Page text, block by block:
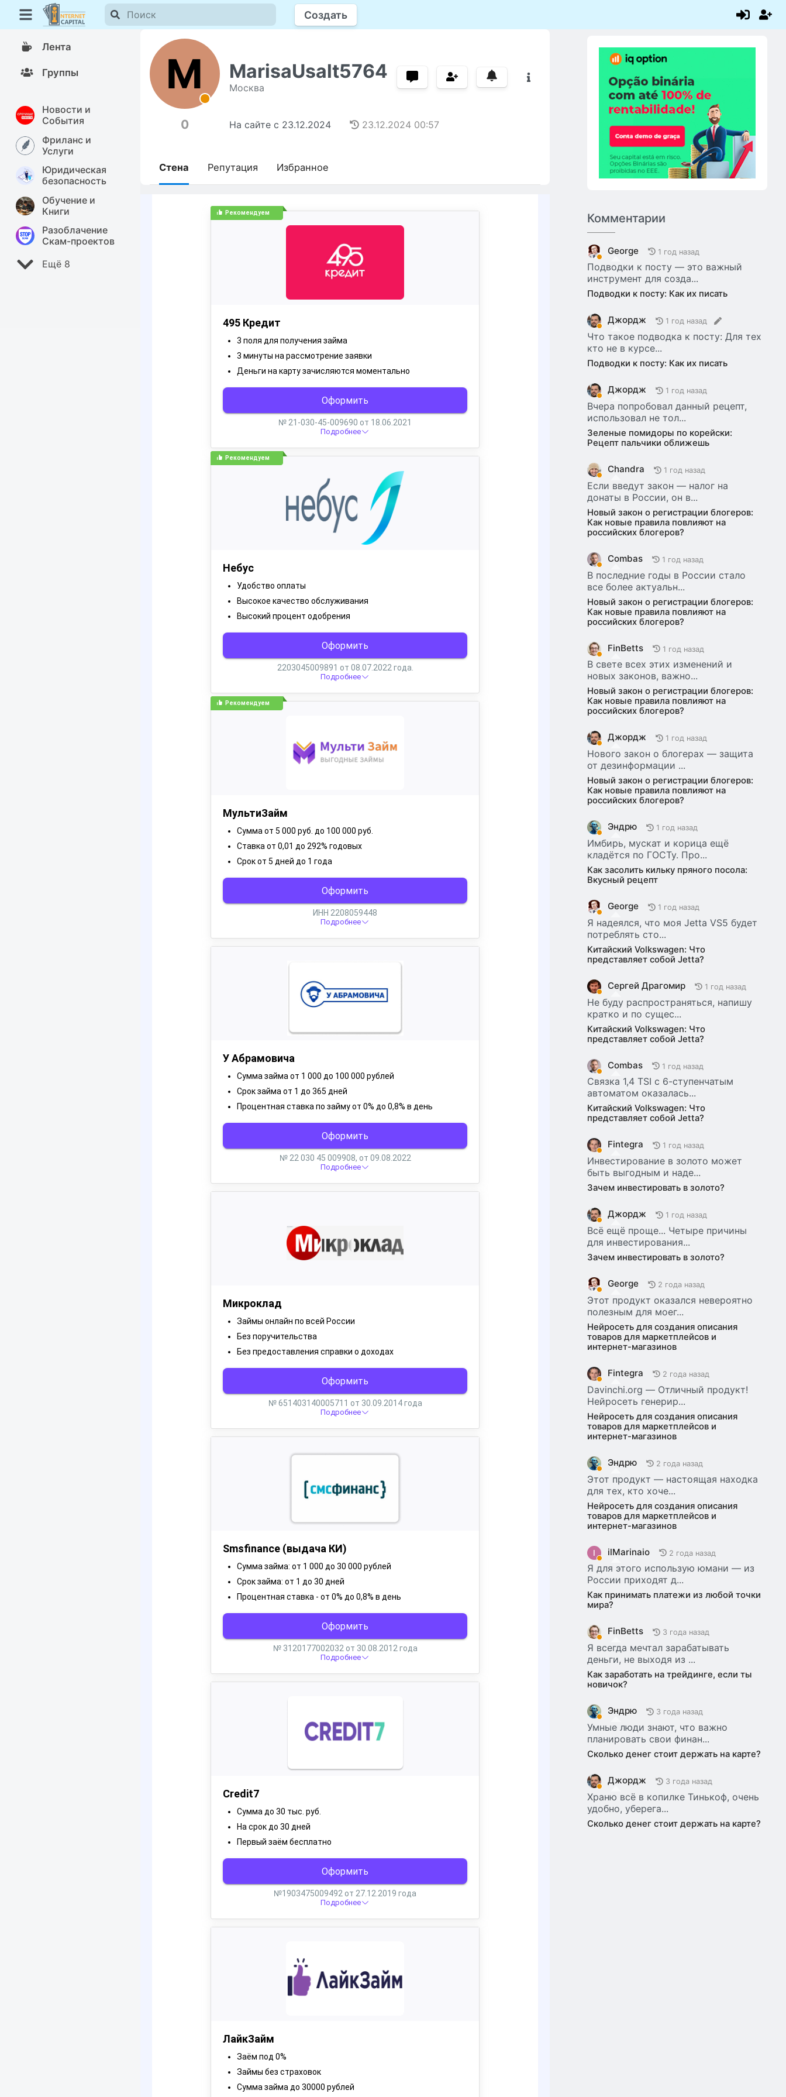
Создать
Лента
Группы
Новости и
События
Фриланс и
Услуги
Юридическая
безопасность
Обучение и
Книги
Разоблачение
Скам-проектов
Ещё 8
M MarisaUsalt5764
Москва
0 На сайте с 23.12.2024 23.12.2024 00:57
Стена Репутация Избранное
Комментарии
George 1 год назад
Подводки к посту — это важный
инструмент для созда...
Подводки к посту: Как их писать
Джордж 1 год назад
Что такое подводка к посту: Для тех
кто не в курсе...
Подводки к посту: Как их писать
Джордж 1 год назад
Вчера попробовал данный рецепт,
использовал не тол...
Зеленые помидоры по корейски:
Рецепт пальчики оближешь
Chandra 1 год назад
Если введут закон — налог на
донаты в России, он в...
Новый закон о регистрации блогеров:
Как новые правила повлияют на
российских блогеров?
Combas 1 год назад
В последние годы в России стало
все более актуальн...
Новый закон о регистрации блогеров:
Как новые правила повлияют на
российских блогеров?
FinBetts 1 год назад
В свете всех этих изменений и
новых законов, важно...
Новый закон о регистрации блогеров:
Как новые правила повлияют на
российских блогеров?
Джордж 1 год назад
Нового закон о блогерах — защита
от дезинформации ...
Новый закон о регистрации блогеров:
Как новые правила повлияют на
российских блогеров?
Эндрю 1 год назад
Имбирь, мускат и корица ещё
кладётся по ГОСТу. Про...
Как засолить кильку пряного посола:
Вкусный рецепт
George 1 год назад
Я надеялся, что моя Jetta VS5 будет
потреблять сто...
Китайский Volkswagen: Что
представляет собой Jetta?
Сергей Драгомир 1 год назад
Не буду распространяться, напишу
кратко и по сущес...
Китайский Volkswagen: Что
представляет собой Jetta?
Combas 1 год назад
Связка 1,4 TSI с 6-ступенчатым
автоматом оказалась...
Китайский Volkswagen: Что
представляет собой Jetta?
Fintegra 1 год назад
Инвестирование в золото может
быть выгодным и наде...
Зачем инвестировать в золото?
Джордж 1 год назад
Всё ещё проще... Четыре причины
для инвестирования...
Зачем инвестировать в золото?
George 2 года назад
Этот продукт оказался невероятно
полезным для моег...
Нейросеть для создания описания
товаров для маркетплейсов и
интернет-магазинов
Fintegra 2 года назад
Davinchi.org — Отличный продукт!
Нейросеть генерир...
Нейросеть для создания описания
товаров для маркетплейсов и
интернет-магазинов
Эндрю 2 года назад
Этот продукт — настоящая находка
для тех, кто хоче...
Нейросеть для создания описания
товаров для маркетплейсов и
интернет-магазинов
I ilMarinaio 2 года назад
Я для этого использую юмани — из
России приходят д...
Как принимать платежи из любой точки
мира?
FinBetts 3 года назад
Я всегда мечтал зарабатывать
деньги, не выходя из ...
Как заработать на трейдинге, если ты
новичок?
Эндрю 3 года назад
Умные люди знают, что важно
планировать свои финан...
Сколько денег стоит держать на карте?
Джордж 3 года назад
Храню всё в копилке Тинькоф, очень
удобно, уберега...
Сколько денег стоит держать на карте?